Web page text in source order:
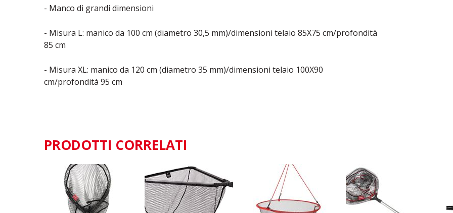
- Manco di grandi dimensioni
- Misura L: manico da 100 cm (diametro 30,5 mm)/dimensioni telaio 85X75 cm/profondità
85 cm
- Misura XL: manico da 120 cm (diametro 35 mm)/dimensioni telaio 100X90
cm/profondità 95 cm
PRODOTTI CORRELATI